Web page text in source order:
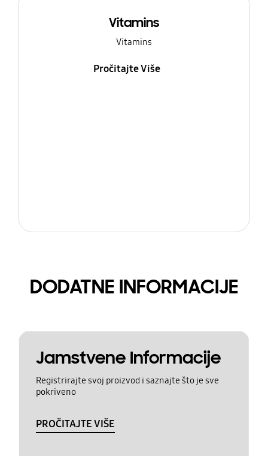
Vitamins
Vitamins
Pročitajte Više
DODATNE INFORMACIJE
Jamstvene Informacije
Registrirajte svoj proizvod i saznajte što je sve
pokriveno
PROČITAJTE VIŠE